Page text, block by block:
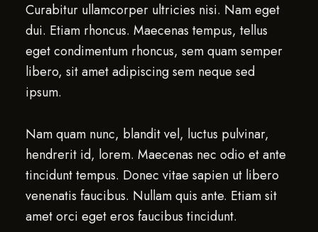
Curabitur ullamcorper ultricies nisi. Nam eget
dui. Etiam rhoncus. Maecenas tempus, tellus
eget condimentum rhoncus, sem quam semper
libero, sit amet adipiscing sem neque sed
ipsum.
Nam quam nunc, blandit vel, luctus pulvinar,
hendrerit id, lorem. Maecenas nec odio et ante
tincidunt tempus. Donec vitae sapien ut libero
venenatis faucibus. Nullam quis ante. Etiam sit
amet orci eget eros faucibus tincidunt.